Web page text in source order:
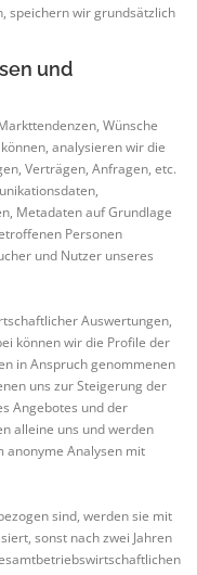
speichern wir grundsätzlich
und
Wünsche
analysieren wir die
Verträgen, Anfragen, etc.
Metadaten auf Grundlage
Personen
und Nutzer unseres
Auswertungen,
können wir die Profile der
in Anspruch genommenen
uns zur Steigerung der
Angebotes und der
alleine uns und werden
anonyme Analysen mit
sind, werden sie mit
sonst nach zwei Jahren